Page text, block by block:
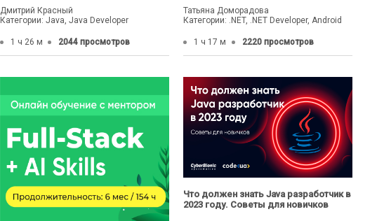
Дмитрий Красный
Категории: Java, Java Developer
1 ч 26 м 2044 просмотров
Татьяна Доморадова
Категории: .NET, .NET Developer, Android
1 ч 17 м 2220 просмотров
Что должен знать Java разработчик в
2023 году. Советы для новичков